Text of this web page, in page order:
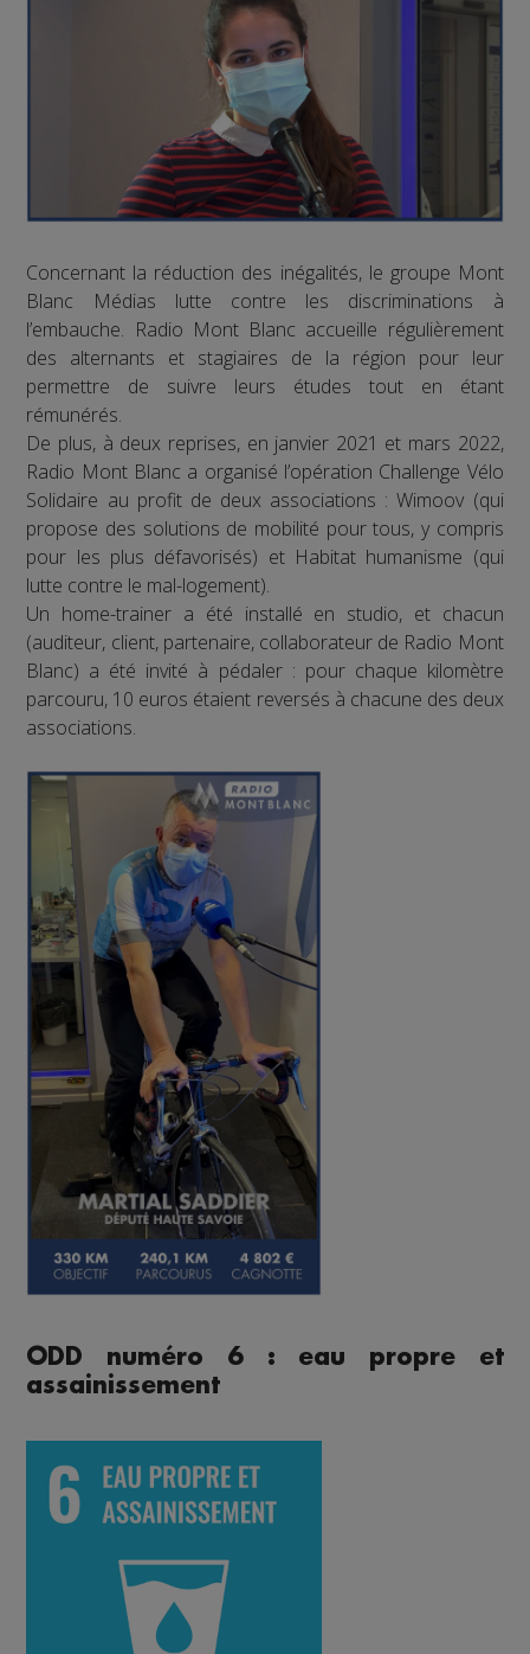
Concernant la réduction des inégalités, le groupe Mont
Blanc Médias lutte contre les discriminations à
l’embauche. Radio Mont Blanc accueille régulièrement
des alternants et stagiaires de la région pour leur
permettre de suivre leurs études tout en étant
rémunérés.
De plus, à deux reprises, en janvier 2021 et mars 2022,
Radio Mont Blanc a organisé l’opération Challenge Vélo
Solidaire au profit de deux associations : Wimoov (qui
propose des solutions de mobilité pour tous, y compris
pour les plus défavorisés) et Habitat humanisme (qui
lutte contre le mal-logement).
Un home-trainer a été installé en studio, et chacun
(auditeur, client, partenaire, collaborateur de Radio Mont
Blanc) a été invité à pédaler : pour chaque kilomètre
parcouru, 10 euros étaient reversés à chacune des deux
associations.
ODD numéro 6 : eau propre et
assainissement